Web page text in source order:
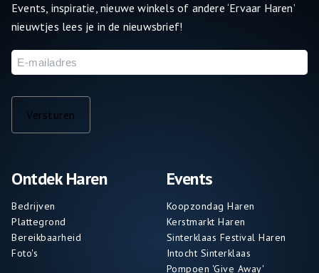
Ontdek Haren
Bedrijven
Plattegrond
Bereikbaarheid
Foto's
Events
Koopzondag Haren
Kerstmarkt Haren
Sinterklaas Festival Haren
Intocht Sinterklaas
Pompoen 'Give Away'
Events, inspiratie, nieuwe winkels of andere ‘Ervaar Haren’
nieuwtjes lees je in de nieuwsbrief!
E-
mailadres
Versturen